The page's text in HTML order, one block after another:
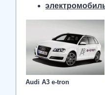
Audi A3 e-tron